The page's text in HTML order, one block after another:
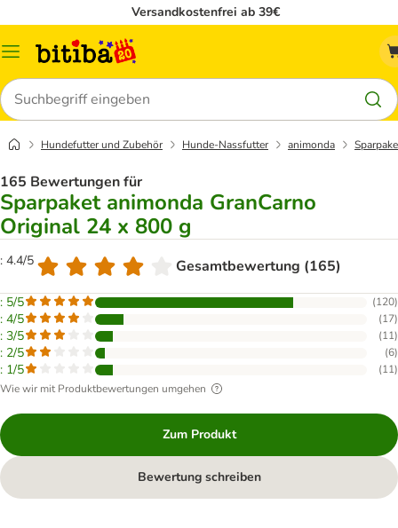
Versandkostenfrei ab 39€
Menü
Suchen
Hundefutter und Zubehör Hunde-Nassfutter animonda
165 Bewertungen für
Sparpaket animonda GranCarno
Original 24 x 800 g
: 4.4/5 Gesamtbewertung (165)
: 5/5 (120)
: 4/5 (17)
: 3/5 (11)
: 2/5 (6)
: 1/5 (11)
Wie wir mit Produktbewertungen umgehen
Zum Produkt
Bewertung schreiben